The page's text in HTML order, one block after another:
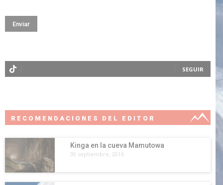
SEGUIR
RECOMENDACIONES DEL EDITOR
Kinga en la cueva Mamutowa
30 septiembre, 2016